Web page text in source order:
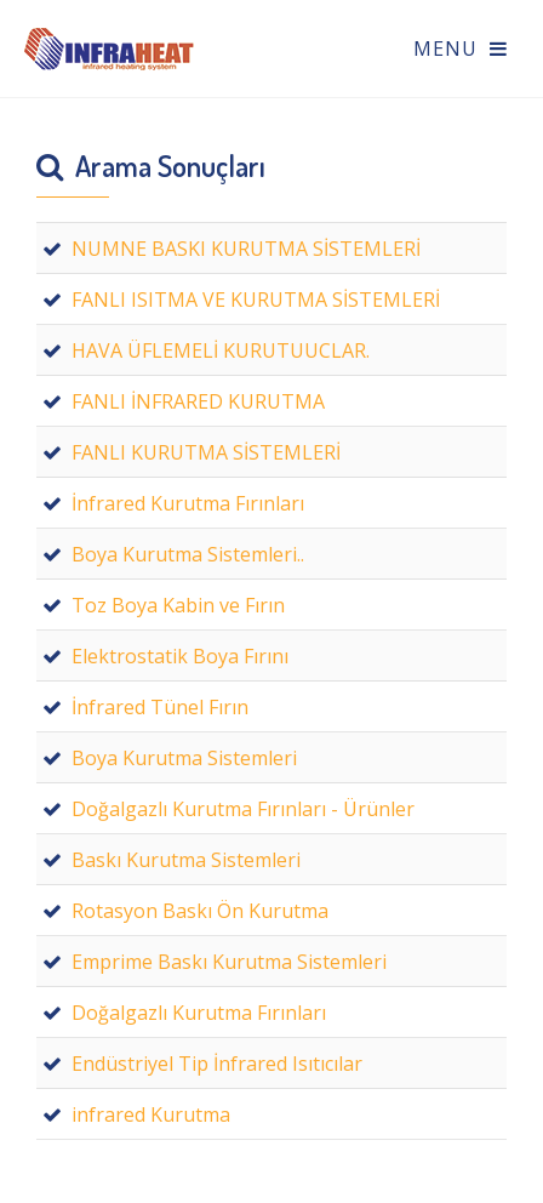
Arama Sonuçları
NUMNE BASKI KURUTMA SİSTEMLERİ
FANLI ISITMA VE KURUTMA SİSTEMLERİ
HAVA ÜFLEMELİ KURUTUUCLAR.
FANLI İNFRARED KURUTMA
FANLI KURUTMA SİSTEMLERİ
İnfrared Kurutma Fırınları
Boya Kurutma Sistemleri..
Toz Boya Kabin ve Fırın
Elektrostatik Boya Fırını
İnfrared Tünel Fırın
Boya Kurutma Sistemleri
Doğalgazlı Kurutma Fırınları - Ürünler
Baskı Kurutma Sistemleri
Rotasyon Baskı Ön Kurutma
Emprime Baskı Kurutma Sistemleri
Doğalgazlı Kurutma Fırınları
Endüstriyel Tip İnfrared Isıtıcılar
infrared Kurutma